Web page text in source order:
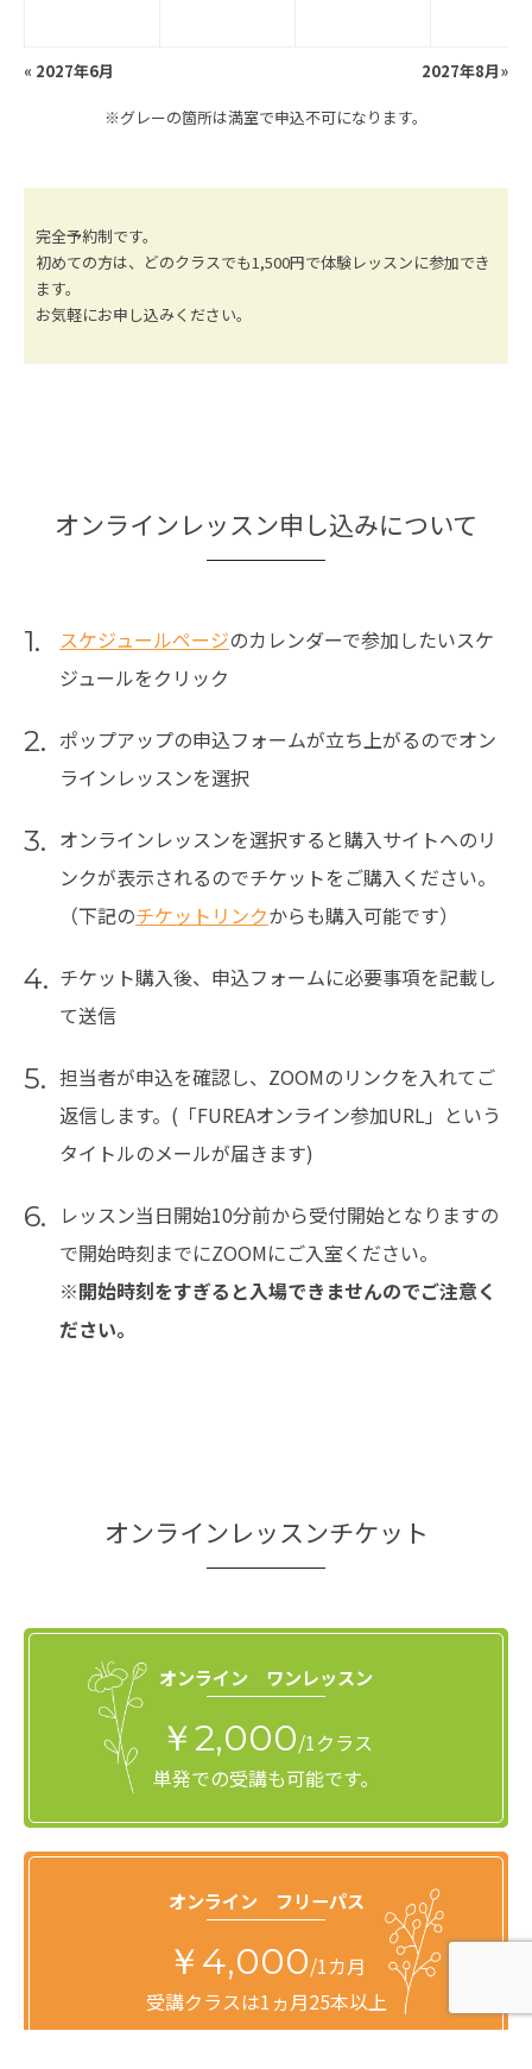
« 2027年6月 2027年8月»
※グレーの箇所は満室で申込不可になります。
完全予約制です。
初めての方は、どのクラスでも1,500円で体験レッスンに参加でき
ます。
お気軽にお申し込みください。
オンラインレッスン申し込みについて
1. スケジュールページのカレンダーで参加したいスケ
ジュールをクリック
2. ポップアップの申込フォームが立ち上がるのでオン
ラインレッスンを選択
3. オンラインレッスンを選択すると購入サイトへのリ
ンクが表示されるのでチケットをご購入ください。
（下記のチケットリンクからも購入可能です）
4. チケット購入後、申込フォームに必要事項を記載し
て送信
5. 担当者が申込を確認し、ZOOMのリンクを入れてご
返信します。(「FUREAオンライン参加URL」という
タイトルのメールが届きます)
6.
レッスン当日開始10分前から受付開始となりますの
で開始時刻までにZOOMにご入室ください。
※開始時刻をすぎると入場できませんのでご注意く
ださい。
オンラインレッスンチケット
オンライン ワンレッスン
￥2,000/1クラス
単発での受講も可能です。
オンライン フリーパス
￥4,000/1カ月
受講クラスは1ヵ月25本以上